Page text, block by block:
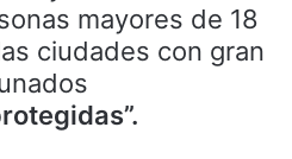
mayores de 18
ciudades con gran